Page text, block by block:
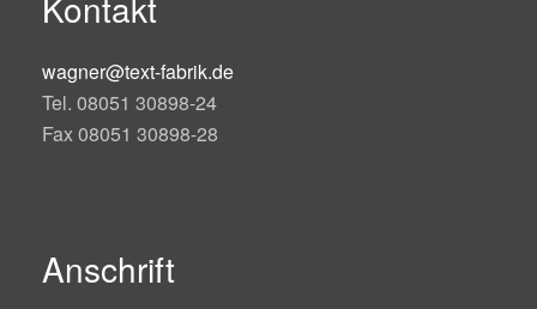
wagner@text-fabrik.de
Tel. 08051 30898-24
Fax 08051 30898-28
Anschrift